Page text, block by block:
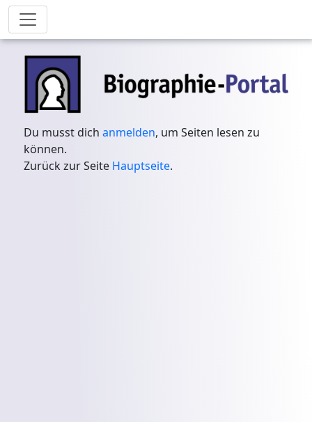
Du musst dichanmelden, um Seiten lesen zu
können.
Zurück zur Seite Hauptseite.